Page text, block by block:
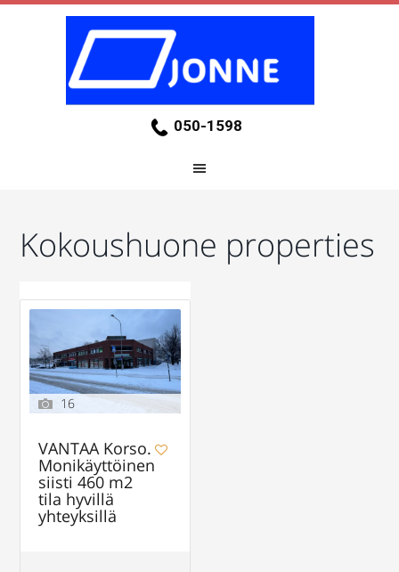
050-1598
Kokoushuone properties
16
VANTAA Korso.
Monikäyttöinen
siisti 460 m2
tila hyvillä
yhteyksillä